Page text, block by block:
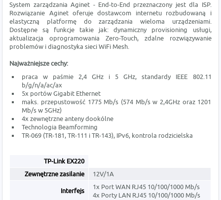
System zarządzania Aginet - End-to-End przeznaczony jest dla ISP.
Rozwiązanie Aginet oferuje dostawcom internetu rozbudowaną i
elastyczną platformę do zarządzania wieloma urządzeniami.
Dostępne są funkcje takie jak: dynamiczny provisioning usługi,
aktualizacja oprogramowania Zero-Touch, zdalne rozwiązywanie
problemów i diagnostyka sieci WiFi Mesh.
Najważniejsze cechy:
praca w paśmie 2,4 GHz i 5 GHz, standardy IEEE 802.11
b/g/n/a/ac/ax
5x portów Gigabit Ethernet
maks. przepustowość 1775 Mb/s (574 Mb/s w 2,4GHz oraz 1201
Mb/s w 5GHz)
4x zewnętrzne anteny dookólne
Technologia Beamforming
TR-069 (TR-181, TR-111 i TR-143), IPv6, kontrola rodzicielska
TP-Link EX220
Zewnętrzne zasilanie
12V/1A
Interfejs
1x Port WAN RJ45 10/100/1000 Mb/s
4x Porty LAN RJ45 10/100/1000 Mb/s